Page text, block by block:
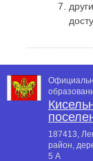
187413,
район,
5 А